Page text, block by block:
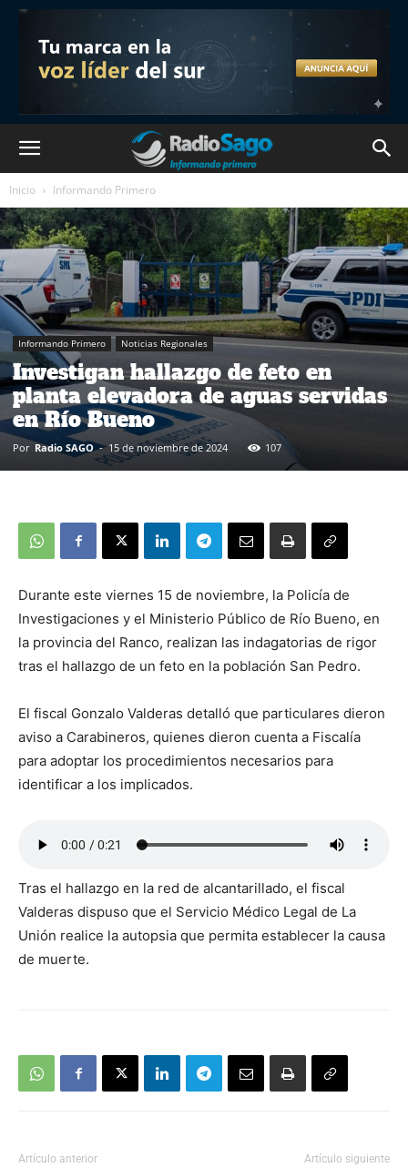
Inicio Informando Primero
Informando Primero Noticias Regionales
Investigan hallazgo de feto en
planta elevadora de aguas servidas
en Río Bueno
Por Radio SAGO - 15 de noviembre de 2024 107
Durante este viernes 15 de noviembre, la Policía de
Investigaciones y el Ministerio Público de Río Bueno, en
la provincia del Ranco, realizan las indagatorias de rigor
tras el hallazgo de un feto en la población San Pedro.
El fiscal Gonzalo Valderas detalló que particulares dieron
aviso a Carabineros, quienes dieron cuenta a Fiscalía
para adoptar los procedimientos necesarios para
identificar a los implicados.
Tras el hallazgo en la red de alcantarillado, el fiscal
Valderas dispuso que el Servicio Médico Legal de La
Unión realice la autopsia que permita establecer la causa
de muerte.
Artículo anterior Artículo siguiente